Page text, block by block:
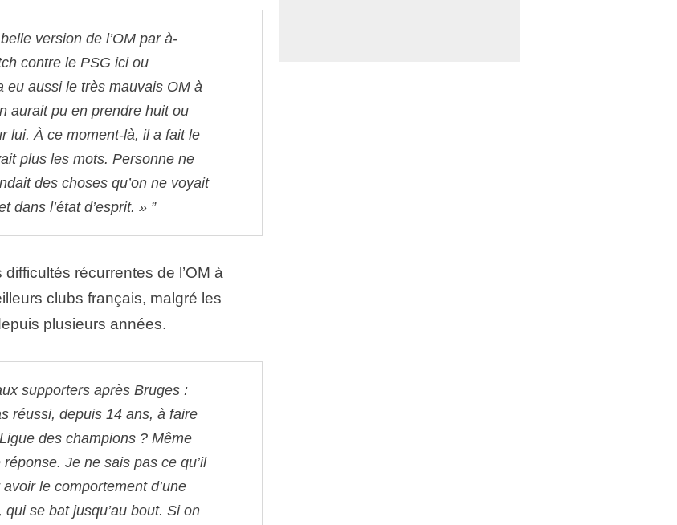
version de l’OM par à-
contre le PSG ici ou
aussi le très mauvais OM à
aurait pu en prendre huit ou
lui. À ce moment-là, il a fait le
plus les mots. Personne ne
des choses qu’on ne voyait
dans l’état d’esprit. »
récurrentes de l’OM à
clubs français, malgré les
plusieurs années.
supporters après Bruges :
réussi, depuis 14 ans, à faire
des champions ? Même
Je ne sais pas ce qu’il
le comportement d’une
se bat jusqu’au bout. Si on